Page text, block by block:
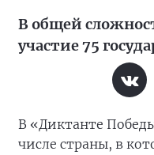
В общей
участие 75
В «Диктанте
числе страны, в